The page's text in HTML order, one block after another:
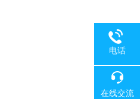
电话
在线交流